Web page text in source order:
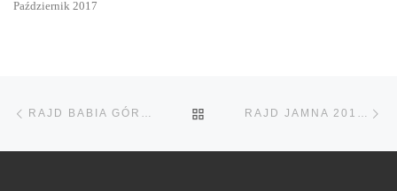
Październik 2017
Przeglądanie Wpisów
RAJD BABIA GÓRA 2011.10.22-23 POWRÓT DO LISTY RAJD JAMNA 2012.03.24-25